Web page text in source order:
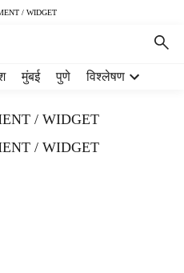
/ WIDGET
मुंबई पुणे विश्लेषण
/ WIDGET
/ WIDGET